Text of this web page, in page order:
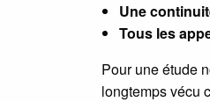
Une
Tous les
Pour une étude
longtemps vécu